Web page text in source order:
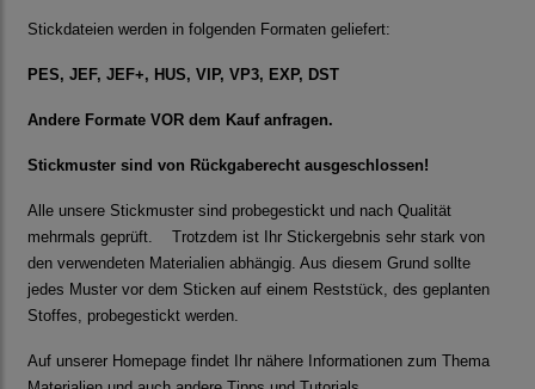
Stickdateien werden in folgenden Formaten geliefert:
PES, JEF, JEF+, HUS, VIP, VP3, EXP, DST
Andere Formate VOR dem Kauf anfragen.
Stickmuster sind von Rückgaberecht ausgeschlossen!
Alle unsere Stickmuster sind probegestickt und nach Qualität
mehrmals geprüft. Trotzdem ist Ihr Stickergebnis sehr stark von
den verwendeten Materialien abhängig. Aus diesem Grund sollte
jedes Muster vor dem Sticken auf einem Reststück, des geplanten
Stoffes, probegestickt werden.
Auf unserer Homepage findet Ihr nähere Informationen zum Thema